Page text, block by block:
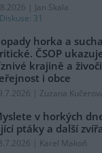
| Jan Skala
Diskuse: 31
horka a
ČSOP
krajině a
i obce
| Zuzana
v horkých
ptáky a další
| Karel Makoň